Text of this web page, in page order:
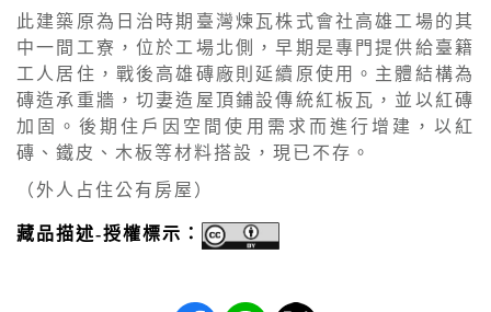
此建築原為日治時期臺灣煉瓦株式會社高雄工場的其
中一間工寮，位於工場北側，早期是專門提供給臺籍
工人居住，戰後高雄磚廠則延續原使用。主體結構為
磚造承重牆，切妻造屋頂鋪設傳統紅板瓦，並以紅磚
加固。後期住戶因空間使用需求而進行增建，以紅
磚、鐵皮、木板等材料搭設，現已不存。
（外人占住公有房屋）
藏品描述-授權標示：